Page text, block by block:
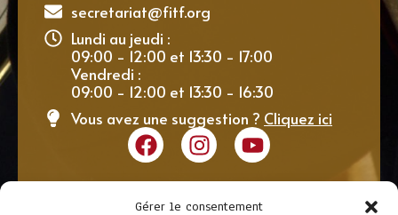
Gérer le consentement
secretariat@fitf.org
Lundi au jeudi :
09:00 - 12:00 et 13:30 - 17:00
Vendredi :
09:00 - 12:00 et 13:30 - 16:30
Vous avez une suggestion ? Cliquez ici